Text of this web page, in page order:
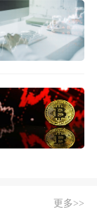
更多>>